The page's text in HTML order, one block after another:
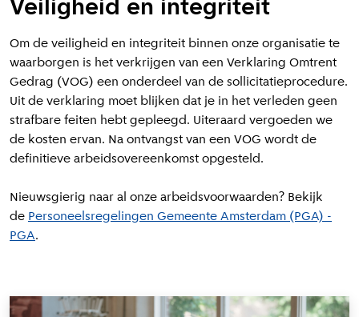
Veiligheid en integriteit
Om de veiligheid en integriteit binnen onze organisatie te
waarborgen is het verkrijgen van een Verklaring Omtrent
Gedrag (VOG) een onderdeel van de sollicitatieprocedure.
Uit de verklaring moet blijken dat je in het verleden geen
strafbare feiten hebt gepleegd. Uiteraard vergoeden we
de kosten ervan. Na ontvangst van een VOG wordt de
definitieve arbeidsovereenkomst opgesteld.
Nieuwsgierig naar al onze arbeidsvoorwaarden? Bekijk
de Personeelsregelingen Gemeente Amsterdam (PGA) -
PGA.